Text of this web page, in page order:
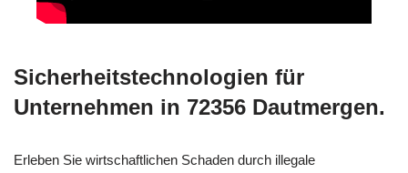
Sicherheitstechnologien für
Unternehmen in 72356 Dautmergen.
Erleben Sie wirtschaftlichen Schaden durch illegale